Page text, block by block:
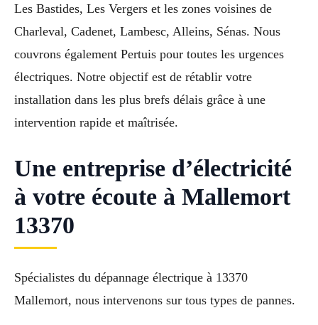
Les Bastides, Les Vergers et les zones voisines de
Charleval, Cadenet, Lambesc, Alleins, Sénas. Nous
couvrons également Pertuis pour toutes les urgences
électriques. Notre objectif est de rétablir votre
installation dans les plus brefs délais grâce à une
intervention rapide et maîtrisée.
Une entreprise d’électricité
à votre écoute à Mallemort
13370
Spécialistes du dépannage électrique à 13370
Mallemort, nous intervenons sur tous types de pannes.